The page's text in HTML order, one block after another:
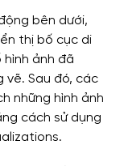
bên dưới,
thị bố cục di
hình ảnh đã
vẽ. Sau đó, các
những hình ảnh
cách sử dụng